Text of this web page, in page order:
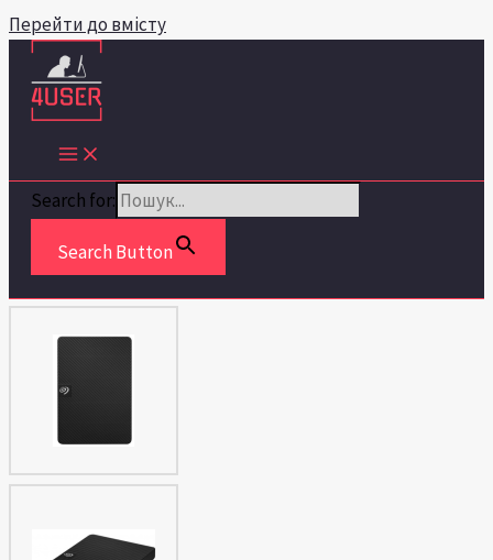
Перейти до вмісту
Search for:
Search Button